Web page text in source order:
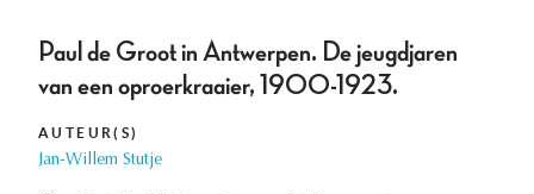
Paul de Groot in Antwerpen. De jeugdjaren
van een oproerkraaier, 1900-1923.
AUTEUR(S)
Jan-Willem Stutje